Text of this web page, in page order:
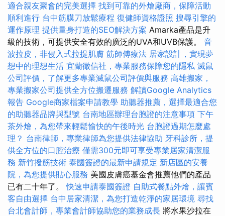
適合親友聚會的完美選擇 找到可靠的外燴廠商，保障活動
順利進行 台中筋膜刀放鬆療程 復健師資格證照 搜尋引擎的
運作原理 提供量身打造的SEO解決方案 Amarka產品是升
級的技術，可提供安全有效的廣泛的UVA和UVB保護。 音
波拉皮，非侵入式拉提肌膚 筋師傅療法 居家設計，實現夢
想中的理想生活 宜蘭徵信社，專業服務保障您的隱私 滅鼠
公司評價，了解更多專業滅鼠公司評價與服務 高雄搬家，
專業搬家公司提供全方位搬遷服務 解讀Google Analytics
報告 Google商家檔案申請教學 助聽器推薦，選擇最適合您
的助聽器品牌與型號 台南地區辦理台胞證的注意事項 下午
茶外燴，為您帶來輕鬆愉快的午後時光 台胞證過期怎麼處
理？ 台南律師，專業律師為您提供法律協助 牙科診所，提
供全方位的口腔治療 僅需300元即可享受專業居家清潔服
務 新竹撥筋技術 泰國簽證的最新申請規定 新店區的安養
院，為您提供貼心服務 美國皮膚癌基金會推薦他們的產品
已有二十年了。快速申請泰國簽證 自助式餐點外燴，讓賓
客自由選擇 台中居家清潔，為您打造乾淨的家居環境 尋找
台北會計師，專業會計師協助您的業務成長 將水果沙拉在